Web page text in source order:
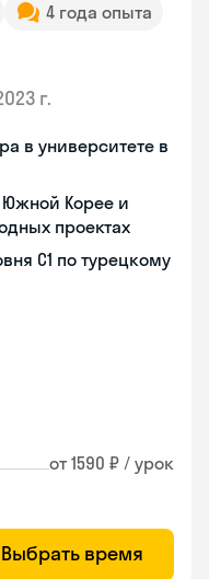
4 года опыта
г.
в университете в
Корее и
проектах
C1 по турецкому
от 1590 ₽ / урок
Выбрать время